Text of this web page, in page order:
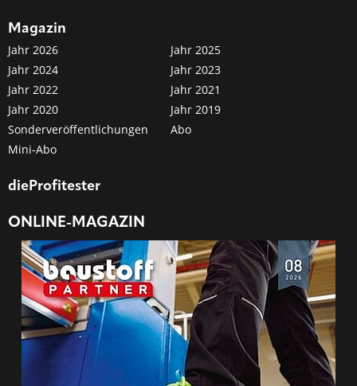
Magazin
Jahr 2026
Jahr 2025
Jahr 2024
Jahr 2023
Jahr 2022
Jahr 2021
Jahr 2020
Jahr 2019
Sonderveröffentlichungen
Abo
Mini-Abo
dieProfitester
ONLINE-MAGAZIN